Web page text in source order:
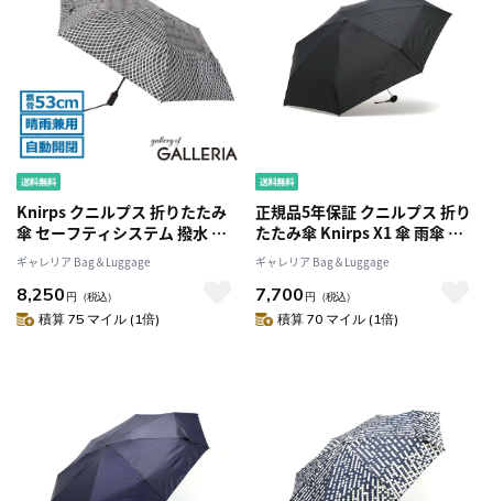
Knirps クニルプス 折りたたみ
傘 セーフティシステム 撥水 折
り畳み ULTRA SERIES U.220
KNUL220 KNU220
ギャレリア Bag＆Luggage
8,250 円 （税込）
積算 75 マイル (1倍)
正規品5年保証 クニルプス 折り
たたみ傘 Knirps X1 傘 雨傘 折
りたたみ 折り畳み傘 コンパク
ト ケース付き 52cm 手動 メン
ズ レディース KNX01N
KNX07N
ギャレリア Bag＆Luggage
7,700 円 （税込）
積算 70 マイル (1倍)